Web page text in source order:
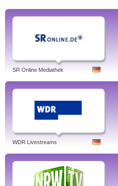
SR Online Mediathek
WDR Livestreams